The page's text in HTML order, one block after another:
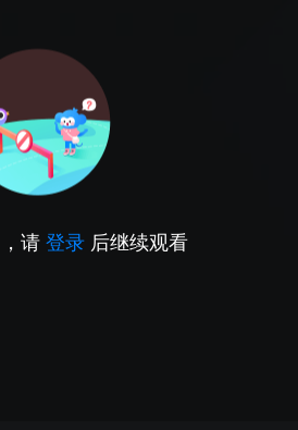
请 登录 后继续观看